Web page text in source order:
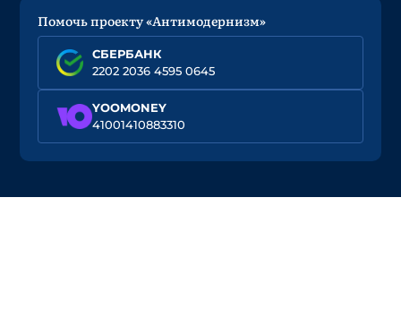
Помочь проекту «Антимодернизм»
СБЕРБАНК
2202 2036 4595 0645
YOOMONEY
41001410883310